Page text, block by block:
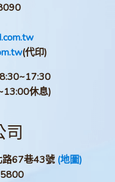
(代印)
休息)
司
路67巷43號(地圖)